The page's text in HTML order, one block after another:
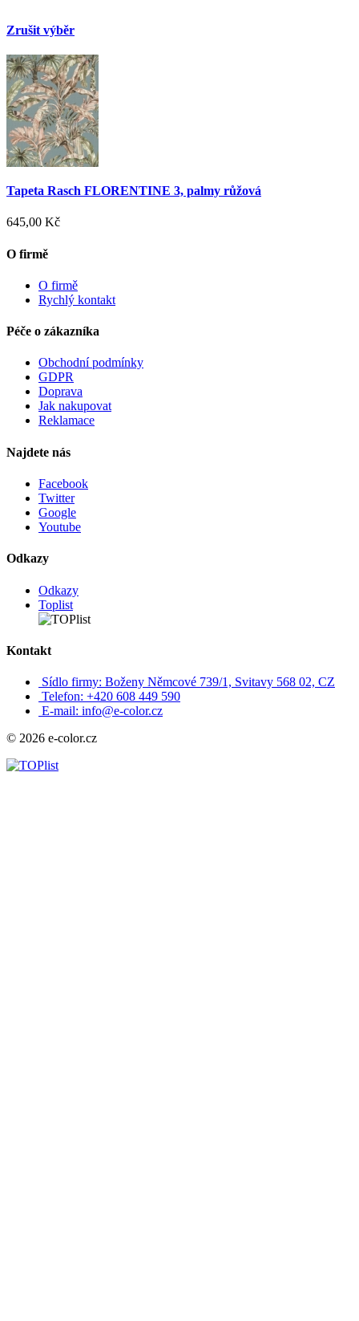
Zrušit výběr
Tapeta Rasch FLORENTINE 3, palmy růžová
645,00 Kč
O firmě
O firmě
Rychlý kontakt
Péče o zákazníka
Obchodní podmínky
GDPR
Doprava
Jak nakupovat
Reklamace
Najdete nás
Facebook
Twitter
Google
Youtube
Odkazy
Odkazy
Toplist
Kontakt
Sídlo firmy: Boženy Němcové 739/1, Svitavy 568 02, CZ
Telefon: +420 608 449 590
E-mail: info@e-color.cz
© 2026 e-color.cz